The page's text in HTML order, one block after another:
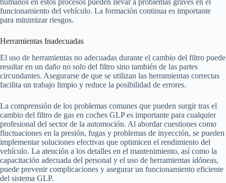
humanos en estos procesos pueden llevar a problemas graves en el
funcionamiento del vehículo. La formación continua es importante
para minimizar riesgos.
Herramientas Inadecuadas
El uso de herramientas no adecuadas durante el cambio del filtro puede
resultar en un daño no solo del filtro sino también de las partes
circundantes. Asegurarse de que se utilizan las herramientas correctas
facilita un trabajo limpio y reduce la posibilidad de errores.
La comprensión de los problemas comunes que pueden surgir tras el
cambio del filtro de gas en coches GLP es importante para cualquier
profesional del sector de la automoción. Al abordar cuestiones como
fluctuaciones en la presión, fugas y problemas de inyección, se pueden
implementar soluciones efectivas que optimicen el rendimiento del
vehículo. La atención a los detalles en el mantenimiento, así como la
capacitación adecuada del personal y el uso de herramientas idóneas,
puede prevenir complicaciones y asegurar un funcionamiento eficiente
del sistema GLP.